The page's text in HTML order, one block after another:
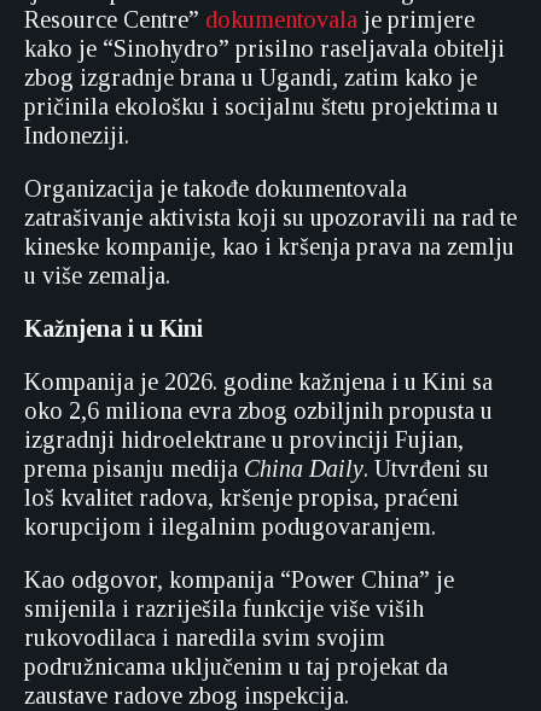
Resource Centre” dokumentovala je primjere
kako je “Sinohydro” prisilno raseljavala obitelji
zbog izgradnje brana u Ugandi, zatim kako je
pričinila ekološku i socijalnu štetu projektima u
Indoneziji.
Organizacija je takođe dokumentovala
zatrašivanje aktivista koji su upozoravili na rad te
kineske kompanije, kao i kršenja prava na zemlju
u više zemalja.
Kažnjena i u Kini
Kompanija je 2026. godine kažnjena i u Kini sa
oko 2,6 miliona evra zbog ozbiljnih propusta u
izgradnji hidroelektrane u provinciji Fujian,
prema pisanju medija China Daily. Utvrđeni su
loš kvalitet radova, kršenje propisa, praćeni
korupcijom i ilegalnim podugovaranjem.
Kao odgovor, kompanija “Power China” je
smijenila i razriješila funkcije više viših
rukovodilaca i naredila svim svojim
podružnicama uključenim u taj projekat da
zaustave radove zbog inspekcija.